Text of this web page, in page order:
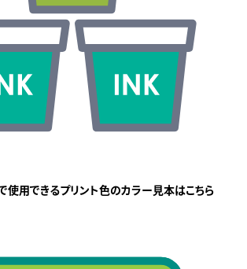
使用できるプリント色のカラー見本はこちら